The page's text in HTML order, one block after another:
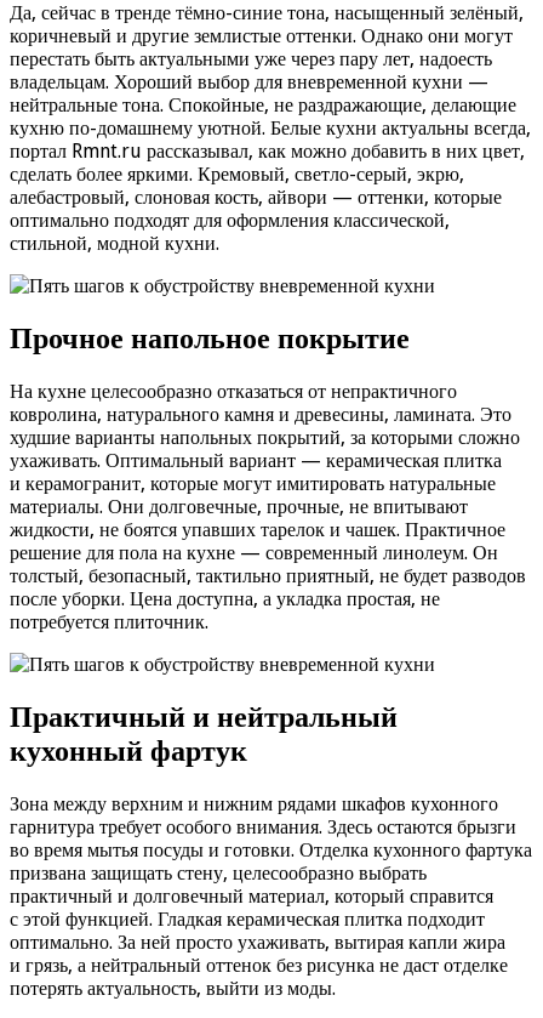
Да, сейчас в тренде тёмно-синие тона, насыщенный зелёный,
коричневый и другие землистые оттенки. Однако они могут
перестать быть актуальными уже через пару лет, надоесть
владельцам. Хороший выбор для вневременной кухни —
нейтральные тона. Спокойные, не раздражающие, делающие
кухню по-домашнему уютной. Белые кухни актуальны всегда,
портал Rmnt.ru рассказывал, как можно добавить в них цвет,
сделать более яркими. Кремовый, светло-серый, экрю,
алебастровый, слоновая кость, айвори — оттенки, которые
оптимально подходят для оформления классической,
стильной, модной кухни.
Прочное напольное покрытие
На кухне целесообразно отказаться от непрактичного
ковролина, натурального камня и древесины, ламината. Это
худшие варианты напольных покрытий, за которыми сложно
ухаживать. Оптимальный вариант — керамическая плитка
и керамогранит, которые могут имитировать натуральные
материалы. Они долговечные, прочные, не впитывают
жидкости, не боятся упавших тарелок и чашек. Практичное
решение для пола на кухне — современный линолеум. Он
толстый, безопасный, тактильно приятный, не будет разводов
после уборки. Цена доступна, а укладка простая, не
потребуется плиточник.
Практичный и нейтральный
кухонный фартук
Зона между верхним и нижним рядами шкафов кухонного
гарнитура требует особого внимания. Здесь остаются брызги
во время мытья посуды и готовки. Отделка кухонного фартука
призвана защищать стену, целесообразно выбрать
практичный и долговечный материал, который справится
с этой функцией. Гладкая керамическая плитка подходит
оптимально. За ней просто ухаживать, вытирая капли жира
и грязь, а нейтральный оттенок без рисунка не даст отделке
потерять актуальность, выйти из моды.